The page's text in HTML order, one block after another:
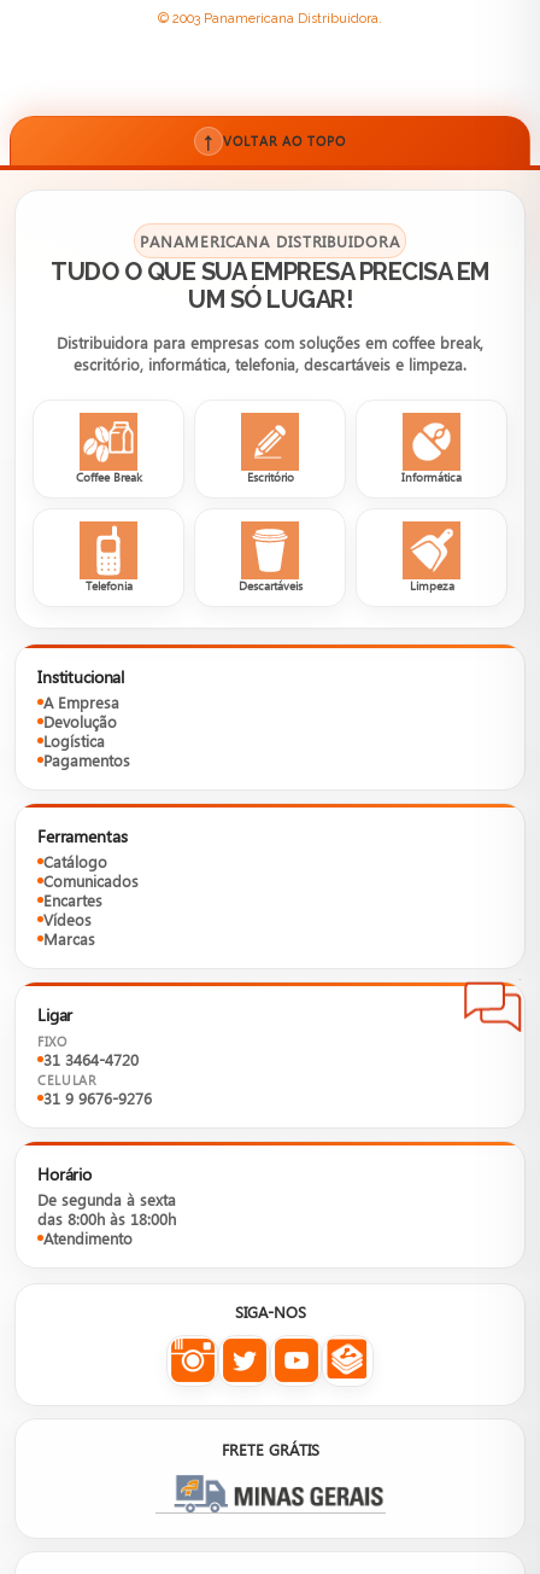
© 2003 Panamericana Distribuidora.
↑ VOLTAR AO TOPO
PANAMERICANA DISTRIBUIDORA
TUDO O QUE SUA EMPRESA PRECISA EM
UM SÓ LUGAR!
Distribuidora para empresas com soluções em coffee break,
escritório, informática, telefonia, descartáveis e limpeza.
Coffee Break Escritório Informática
Telefonia Descartáveis Limpeza
Institucional
A Empresa
Devolução
Logística
Pagamentos
Ferramentas
Catálogo
Comunicados
Encartes
Vídeos
Marcas
Ligar
FIXO
31 3464-4720
CELULAR
31 9 9676-9276
Horário
De segunda à sexta
das 8:00h às 18:00h
Atendimento
SIGA-NOS
FRETE GRÁTIS